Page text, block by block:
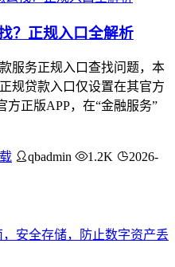
？正规入口全解析
服务正规入口查找问题，本
规贷款入口仅设置在其官方
方正版APP，在“金融服务”
qbadmin 1.2K
2026-